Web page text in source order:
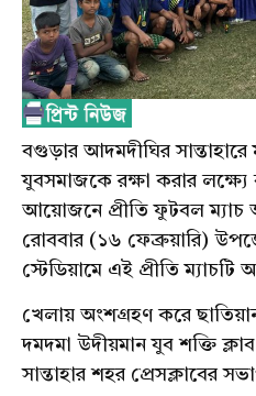
বগুড়ার আদমদীঘির সান্তাহারে
যুবসমাজকে রক্ষা করার
আয়োজনে প্রীতি ফুটবল ম্যাচ
রোববার (১৬ ফেব্রুয়ারি)
স্টেডিয়ামে এই প্রীতি ম্যাচটি
খেলায় অংশগ্রহণ করে
দমদমা উদীয়মান যুব শক্তি
সান্তাহার শহর প্রেসক্লাবের